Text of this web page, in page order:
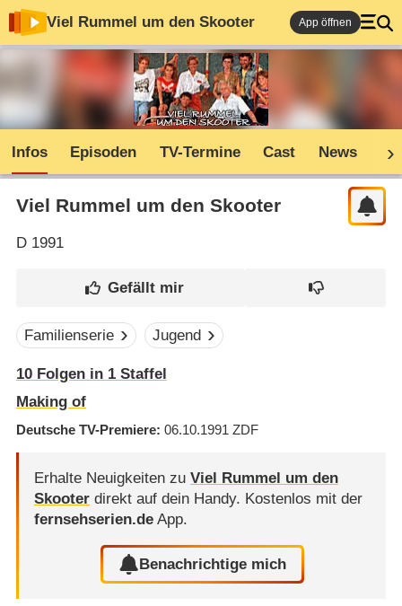
Viel Rummel um den Skooter App öffnen
Infos Episoden TV-Termine Cast News
Viel Rummel um den Skooter
D1991
Familienserie Jugend
10Folgen in 1Staffel
Making of
Deutsche TV-Premiere 06.10.1991 ZDF
Erhalte Neuigkeiten zu Viel Rummel um den
Skooterdirekt auf dein Handy. Kostenlos mit der
fernsehserien.deApp.
Benachrichtige mich